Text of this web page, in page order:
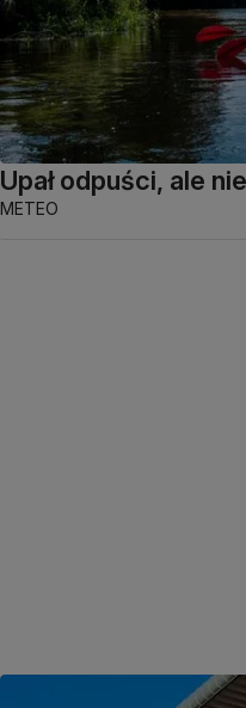
Upał odpuści, ale
METEO